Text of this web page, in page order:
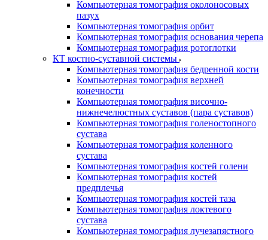
Компьютерная томография околоносовых
пазух
Компьютерная томография орбит
Компьютерная томография основания черепа
Компьютерная томография ротоглотки
КТ костно-суставной системы
Компьютерная томография бедренной кости
Компьютерная томография верхней
конечности
Компьютерная томография височно-
нижнечелюстных суставов (пара суставов)
Компьютерная томография голеностопного
сустава
Компьютерная томография коленного
сустава
Компьютерная томография костей голени
Компьютерная томография костей
предплечья
Компьютерная томография костей таза
Компьютерная томография локтевого
сустава
Компьютерная томография лучезапястного